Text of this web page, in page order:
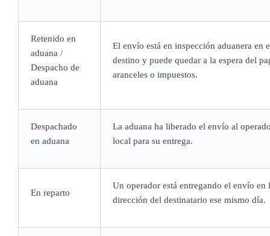
Retenido en
aduana /
Despacho de
aduana
El envío está en inspección aduanera en
destino y puede quedar a la espera del
aranceles o impuestos.
Despachado
en aduana
La aduana ha liberado el envío al
local para su entrega.
En reparto
Un operador está entregando el envío en
dirección del destinatario ese mismo día.